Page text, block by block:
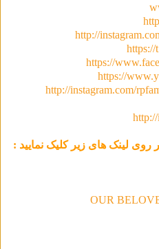
http://
https://
https://
https://
http://instagram.com/
لینک های زیر کلیک نمایید :